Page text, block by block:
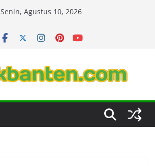
Senin, Agustus 10, 2026